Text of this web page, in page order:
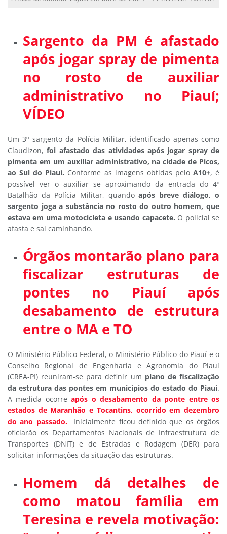
Sargento da PM é afastado
após jogar spray de pimenta
no rosto de auxiliar
administrativo no Piauí;
VÍDEO
Um 3º sargento da Polícia Militar, identificado apenas como
Claudizon,foi afastado das atividades após jogar spray de
pimenta em um auxiliar administrativo, na cidade de Picos,
ao Sul do Piauí. Conforme as imagens obtidas peloA10+, é
possível ver o auxiliar se aproximando da entrada do 4º
Batalhão da Polícia Militar, quandoapós breve diálogo, o
sargento joga a substância no rosto do outro homem, que
estava em uma motocicleta e usando capacete. O policial se
afasta e sai caminhando.
Órgãos montarão plano para
fiscalizar estruturas de
pontes no Piauí após
desabamento de estrutura
entre o MA e TO
O Ministério Público Federal, o Ministério Público do Piauí e o
Conselho Regional de Engenharia e Agronomia do Piauí
(CREA-PI) reuniram-se para definir um plano de fiscalização
da estrutura das pontes em municípios do estado do Piauí.
A medida ocorreapós o desabamento da ponte entre os
estados de Maranhão e Tocantins, ocorrido em dezembro
do ano passado.
Inicialmente ficou definido que os órgãos
oficiarão os Departamentos Nacionais de Infraestrutura de
Transportes (DNIT) e de Estradas e Rodagem (DER) para
solicitar informações da situação das estruturas.
Homem dá detalhes de
como matou família em
Teresina e revela motivação: